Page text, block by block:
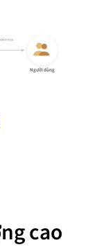
Người dùng
tra
cao